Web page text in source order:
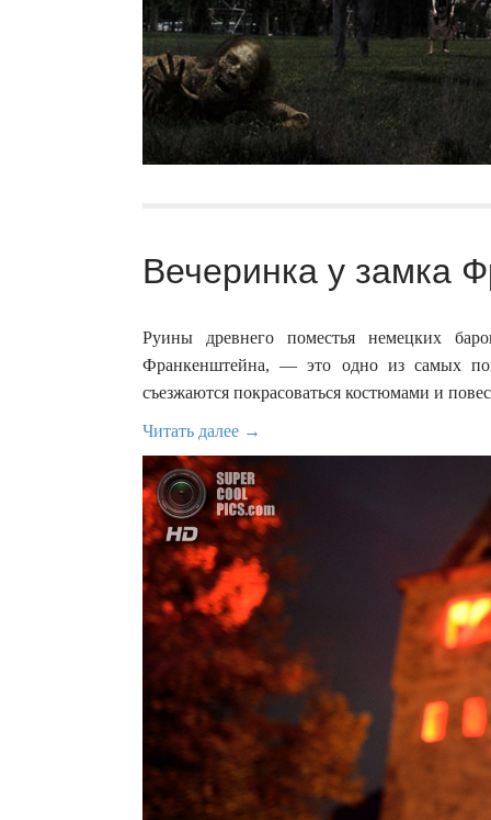
Вечеринка у замка
Руины древнего поместья немецких
Франкенштейна, — это одно из самых
съезжаются покрасоваться костюмами и
Читать далее →